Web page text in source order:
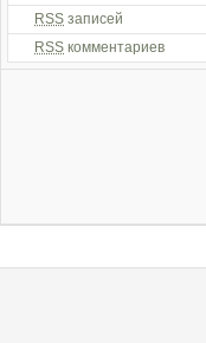
RSS записей
RSS комментариев